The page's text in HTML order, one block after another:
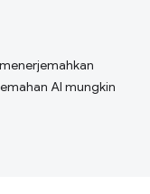
AI mungkin